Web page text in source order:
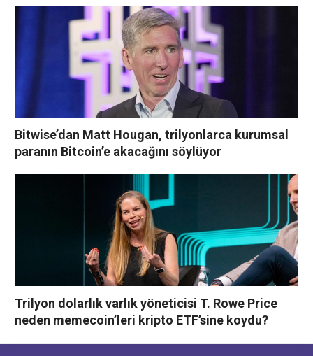
Bitwise’dan Matt Hougan, trilyonlarca kurumsal
paranın Bitcoin’e akacağını söylüyor
Trilyon dolarlık varlık yöneticisi T. Rowe Price
neden memecoin’leri kripto ETF’sine koydu?